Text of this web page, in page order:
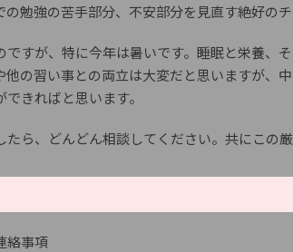
勉強の苦手部分、不安部分を見直す絶好のチ
ですが、特に今年は暑いです。睡眠と栄養、
他の習い事との両立は大変だと思いますが、
きればと思います。
たら、どんどん相談してください。共にこの
絡事項